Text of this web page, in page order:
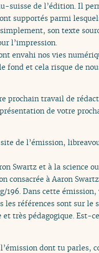
suisse de l’édition. Il
supportés parmi
son texte
l’impression.
envahi nos vies
fond et cela risque de
prochain travail de
de votre
de l’émission,
Swartz et à la science
consacrée à Aaron
Dans cette émission,
les références sont sur le
très pédagogique. Est-
dont tu parles,